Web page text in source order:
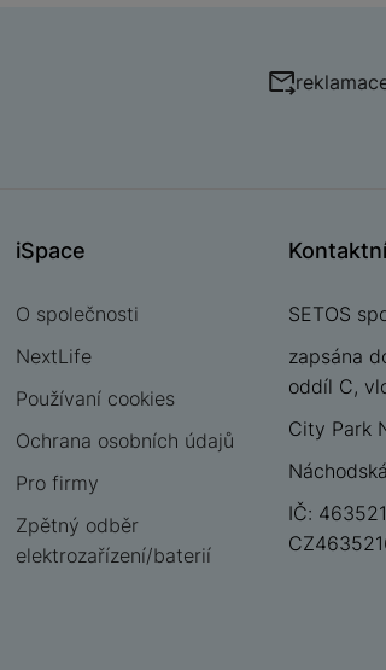
iSpace
O společnosti
NextLife
Používaní cookies
Ochrana osobních údajů
Pro firmy
Zpětný odběr
elektrozařízení/baterií
SETOS
zapsána
oddíl C,
City Park
IČ: